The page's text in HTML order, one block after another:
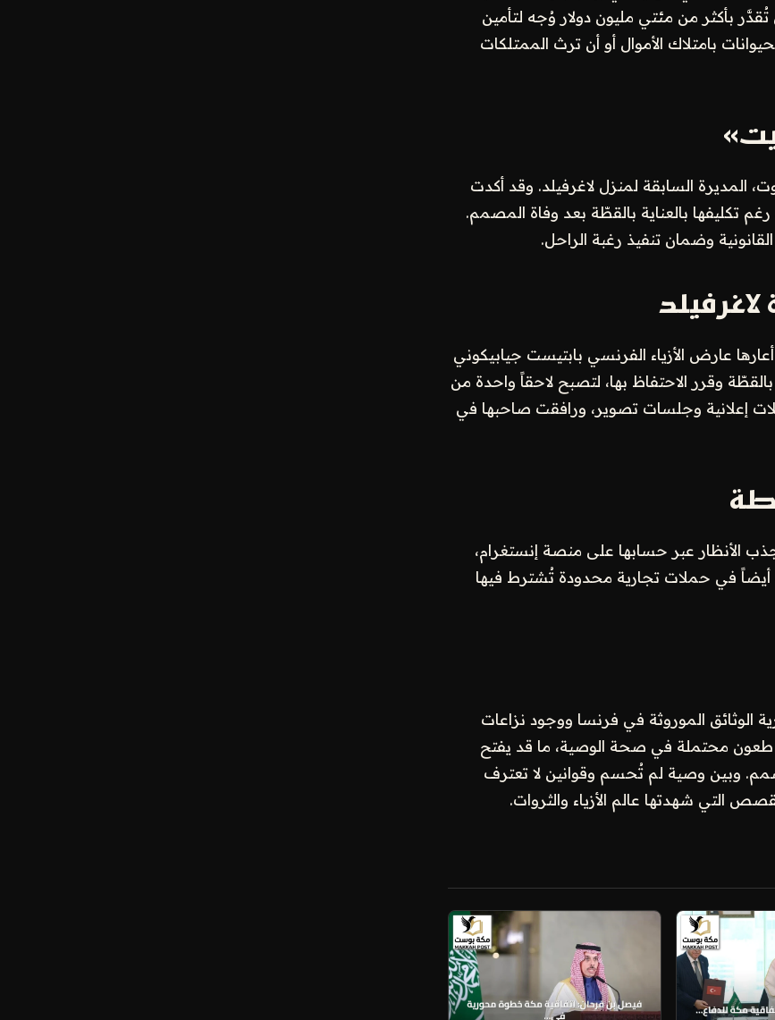
تُقدَّر بأكثر من مئتي مليون دولار وُجه لتأمين
بامتلاك الأموال أو أن ترث الممتلكات
المديرة السابقة لمنزل لاغرفيلد. وقد أكدت
تكليفها بالعناية بالقطّة بعد وفاة المصمم.
وضمان تنفيذ رغبة الراحل.
إلى حياة المصمم في عام 2011 عندما أعارها عارض الأزياء الفرنسي بابتيست جيابيكوني
وقرر الاحتفاظ بها، لتصبح لاحقاً واحدة من
وجلسات تصوير، ورافقت صاحبها في
الأنظار عبر حسابها على منصة إنستغرام،
أيضاً في حملات تجارية محدودة تُشترط فيها
الوثائق الموروثة في فرنسا ووجود نزاعات
طعون محتملة في صحة الوصية، ما قد يفتح
وبين وصية لم تُحسم وقوانين لا تعترف
التي شهدتها عالم الأزياء والثروات.